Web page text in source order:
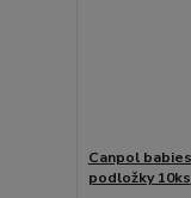
Canpol
podložky 10ks